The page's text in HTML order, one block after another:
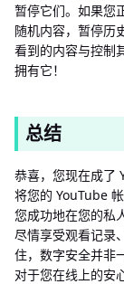
暂停它们。如果您
随机内容，暂停历
看到的内容与控
拥有它！
总结
恭喜，您现在成了
将您的 YouTube
您成功地在您的私
尽情享受观看记录
住，数字安全并非
对于您在线上的安